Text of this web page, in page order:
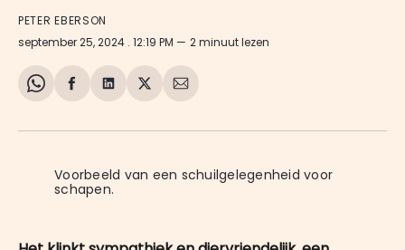
PETER EBERSON
september 25, 2024 . 12:19 PM 2 minuut lezen
Share
WhatsApp
Delen
Facebook
Delen
LinkedIn
Share
X
Deel
E-
Voorbeeld van een schuilgelegenheid voor
schapen.